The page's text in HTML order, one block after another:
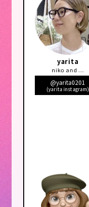
yarita
niko and ...
@yarita0201
(yarita instagram)